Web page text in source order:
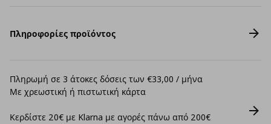
Πληροφορίες προϊόντος
Πληρωμή σε 3 άτοκες δόσεις των €33,00 / μήνα
Με χρεωστική ή πιστωτική κάρτα
Κερδίστε 20€ με Klarna με αγορές πάνω από 200€